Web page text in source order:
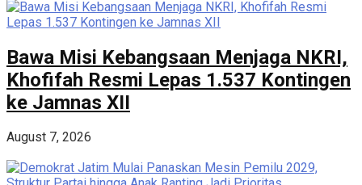
Bawa Misi Kebangsaan Menjaga NKRI,
Khofifah Resmi Lepas 1.537 Kontingen
ke Jamnas XII
August 7, 2026